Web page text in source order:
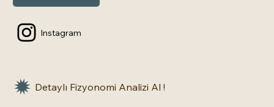
Instagram
Detaylı Fizyonomi Analizi Al !